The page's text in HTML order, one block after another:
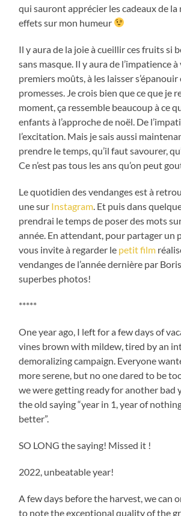
qui sauront apprécier les cadeaux de la
effets sur mon humeur
Il y aura de la joie à cueillir ces fruits si
sans masque. Il y aura de l’impatience
premiers moûts, à les laisser
promesses. Je crois bien que ce que je
moment, ça ressemble beaucoup à ce
enfants à l’approche de noël. De
l’excitation. Mais je sais aussi
prendre le temps, qu’il faut savourer,
Ce n’est pas tous les ans qu’on peut
Le quotidien des vendanges est à
une sur Instagram . Et puis dans
prendrai le temps de poser des mots
année. En attendant, pour partager un
vous invite à regarder le petit film
vendanges de l’année dernière par
superbes photos!
*****
One year ago, I left for a few days of
vines brown with mildew, tired by an
demoralizing campaign. Everyone
more serene, but no one dared to be
we were getting ready for another bad
the old saying “year in 1, year of
better”.
SO LONG the saying! Missed it !
2022, unbeatable year!
A few days before the harvest, we can
to note the exceptional quality of the